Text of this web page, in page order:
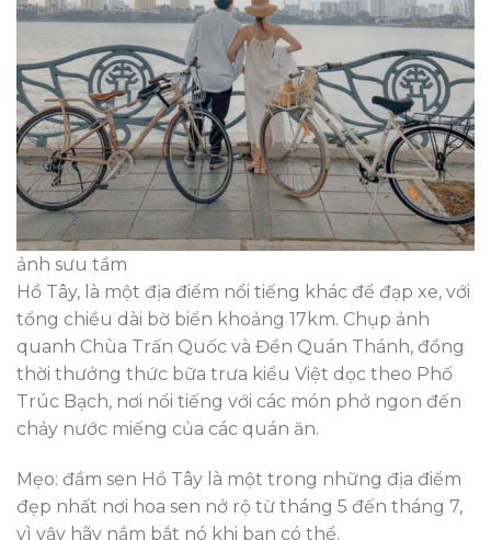
ảnh sưu tầm
Hồ Tây, là một địa điểm nổi tiếng khác để đạp xe, với
tổng chiều dài bờ biển khoảng 17km. Chụp ảnh
quanh Chùa Trấn Quốc và Đền Quán Thánh, đồng
thời thưởng thức bữa trưa kiểu Việt dọc theo Phố
Trúc Bạch, nơi nổi tiếng với các món phở ngon đến
chảy nước miếng của các quán ăn.
Mẹo: đầm sen Hồ Tây là một trong những địa điểm
đẹp nhất nơi hoa sen nở rộ từ tháng 5 đến tháng 7,
vì vậy hãy nắm bắt nó khi bạn có thể.